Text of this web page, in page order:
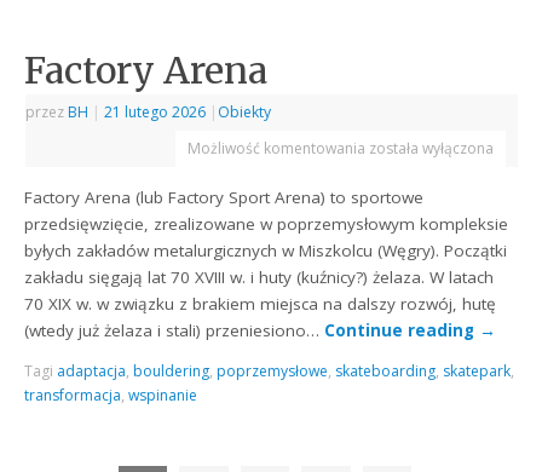
Factory Arena
przez BH | 21 lutego 2026 | Obiekty
Możliwość komentowania została wyłączona
Factory Arena (lub Factory Sport Arena) to sportowe
przedsięwzięcie, zrealizowane w poprzemysłowym kompleksie
byłych zakładów metalurgicznych w Miszkolcu (Węgry). Początki
zakładu sięgają lat 70 XVIII w. i huty (kuźnicy?) żelaza. W latach
70 XIX w. w związku z brakiem miejsca na dalszy rozwój, hutę
(wtedy już żelaza i stali) przeniesiono… Continue reading →
Tagi adaptacja, bouldering, poprzemysłowe, skateboarding, skatepark,
transformacja,wspinanie